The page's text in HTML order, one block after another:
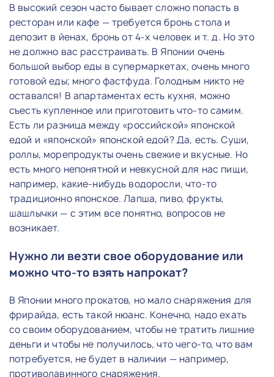
В высокий сезон часто бывает сложно попасть в
ресторан или кафе — требуется бронь стола и
депозит в йенах, бронь от 4-х человек и т. д. Но это
не должно вас расстраивать. В Японии очень
большой выбор еды в супермаркетах, очень много
готовой еды; много фастфуда. Голодным никто не
оставался! В апартаментах есть кухня, можно
съесть купленное или приготовить что-то самим.
Есть ли разница между «российской» японской
едой и «японской» японской едой? Да, есть. Суши,
роллы, морепродукты очень свежие и вкусные. Но
есть много непонятной и невкусной для нас пищи,
например, какие-нибудь водоросли, что-то
традиционно японское. Лапша, пиво, фрукты,
шашлычки — с этим все понятно, вопросов не
возникает.
Нужно ли везти свое оборудование или
можно что-то взять напрокат?
В Японии много прокатов, но мало снаряжения для
фрирайда, есть такой нюанс. Конечно, надо ехать
со своим оборудованием, чтобы не тратить лишние
деньги и чтобы не получилось, что чего-то, что вам
потребуется, не будет в наличии — например,
противолавинного снаряжения.